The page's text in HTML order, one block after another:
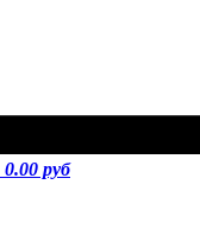
0.00 руб